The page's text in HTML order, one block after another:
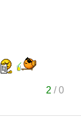
2 /0